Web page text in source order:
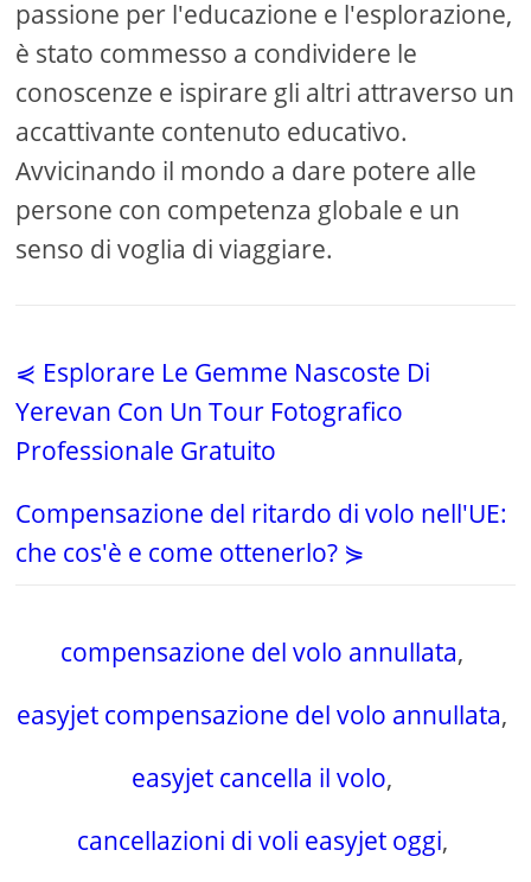
passione per l'educazione e l'esplorazione,
è stato commesso a condividere le
conoscenze e ispirare gli altri attraverso un
accattivante contenuto educativo.
Avvicinando il mondo a dare potere alle
persone con competenza globale e un
senso di voglia di viaggiare.
⋞ Esplorare Le Gemme Nascoste Di
Yerevan Con Un Tour Fotografico
Professionale Gratuito
Compensazione del ritardo di volo nell'UE:
che cos'è e come ottenerlo? ⋟
compensazione del volo annullata,
easyjet compensazione del volo annullata,
easyjet cancella il volo,
cancellazioni di voli easyjet oggi,